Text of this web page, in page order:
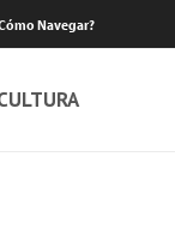
Navegar?